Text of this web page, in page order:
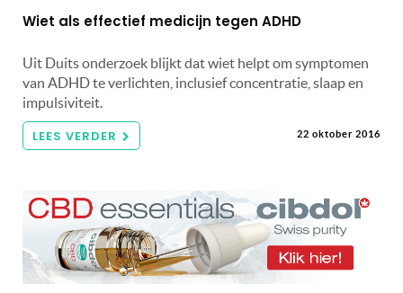
Wiet als effectief medicijn tegen ADHD
Uit Duits onderzoek blijkt dat wiet helpt om symptomen
van ADHD te verlichten, inclusief concentratie, slaap en
impulsiviteit.
LEES VERDER 22 oktober 2016